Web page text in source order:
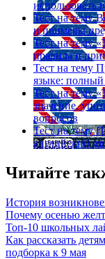
использовать
Тест на тему
и примеры
Тест на тему
правила и
Тест на тему
языке: полный
Тест на тему
значение,
вопросов
Тест на тему
английский
Читайте
История
Почему осенью
Топ-10 школьных
Как рассказать
подборка к 9 мая